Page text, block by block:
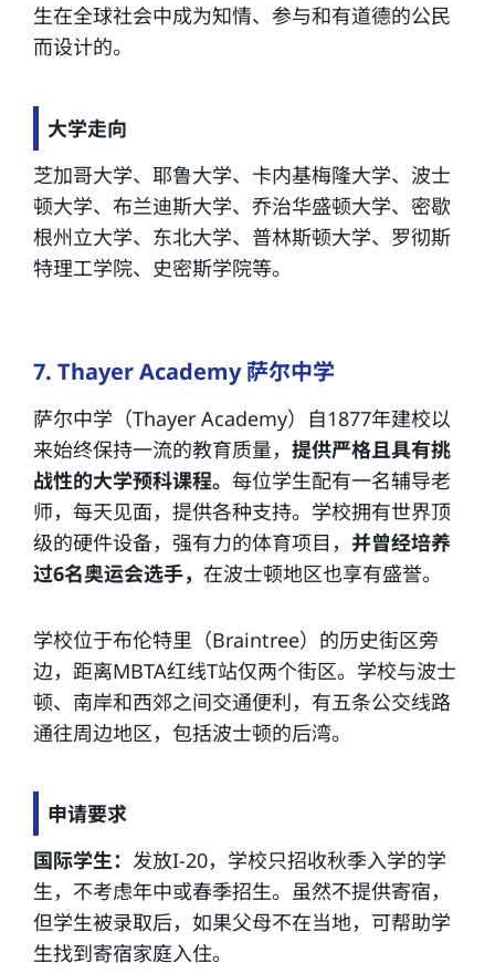
生在全球社会中成为知情、参与和有道德的公民
而设计的。
大学走向
芝加哥大学、耶鲁大学、卡内基梅隆大学、波士
顿大学、布兰迪斯大学、乔治华盛顿大学、密歇
根州立大学、东北大学、普林斯顿大学、罗彻斯
特理工学院、史密斯学院等。
7. Thayer Academy 萨尔中学
萨尔中学（Thayer Academy）自1877年建校以
来始终保持一流的教育质量， 提供严格且具有挑
战性的大学预科课程。 每位学生配有一名辅导老
师，每天见面，提供各种支持。学校拥有世界顶
级的硬件设备，强有力的体育项目， 并曾经培养
过6名奥运会选手， 在波士顿地区也享有盛誉。
学校位于布伦特里（Braintree）的历史街区旁
边，距离MBTA红线T站仅两个街区。学校与波士
顿、南岸和西郊之间交通便利，有五条公交线路
通往周边地区，包括波士顿的后湾。
申请要求
国际学生： 发放I-20，学校只招收秋季入学的学
生，不考虑年中或春季招生。虽然不提供寄宿，
但学生被录取后，如果父母不在当地，可帮助学
生找到寄宿家庭入住。